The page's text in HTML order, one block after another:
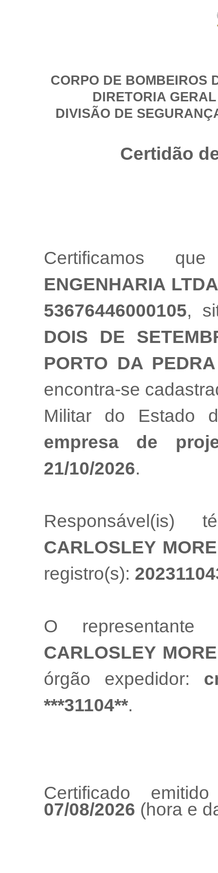
CORPO DE BOMBEIROS
DIRETORIA
DIVISÃO DE
Certidão
Certificamos
ENGENHARIA
53676446000105,
DOIS DE
PORTO DA
encontra-se
Militar do Estado
empresa de
21/10/2026.
Responsável(is)
CARLOSLEY
registro(s):
O
CARLOSLEY
órgão expedidor:
***31104**.
Certificado
07/08/2026 (hora e